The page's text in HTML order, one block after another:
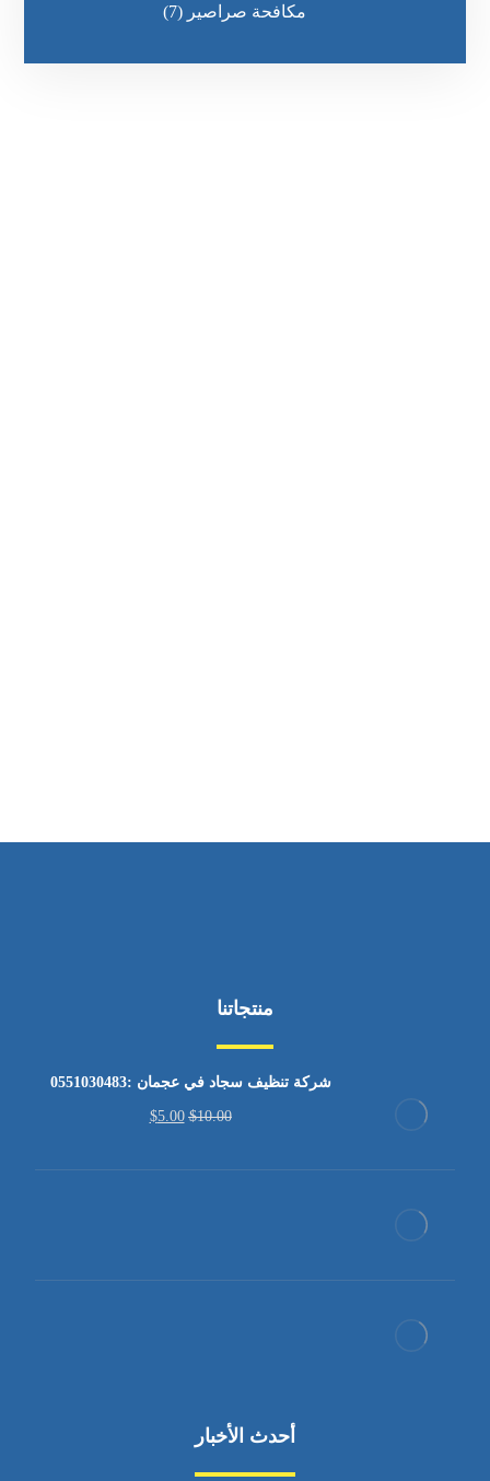
مكافحة صراصير (7)
منتجاتنا
شركة تنظيف سجاد في عجمان :0551030483
$10.00
$5.00
أحدث الأخبار